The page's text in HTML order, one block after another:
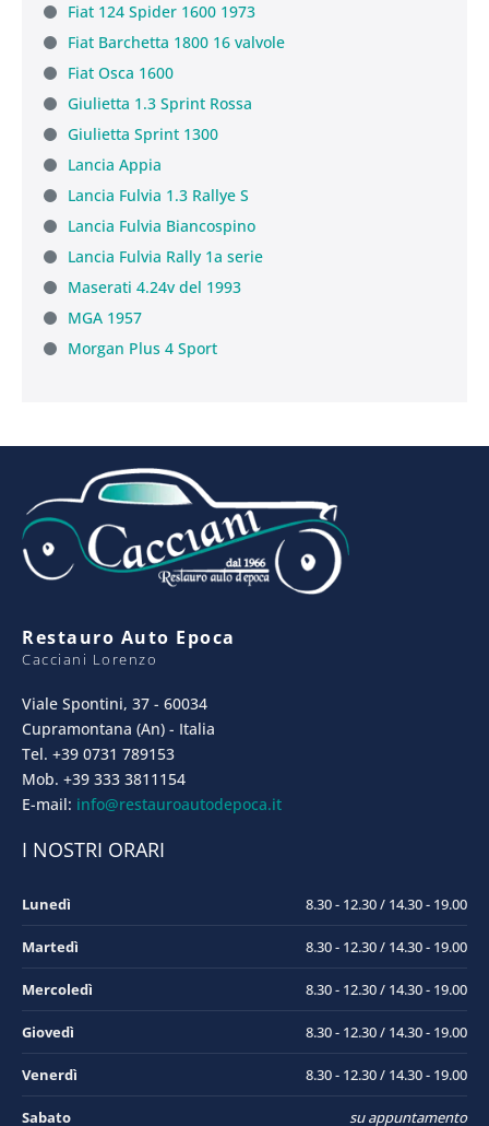
Fiat 124 Spider 1600 1973
Fiat Barchetta 1800 16 valvole
Fiat Osca 1600
Giulietta 1.3 Sprint Rossa
Giulietta Sprint 1300
Lancia Appia
Lancia Fulvia 1.3 Rallye S
Lancia Fulvia Biancospino
Lancia Fulvia Rally 1a serie
Maserati 4.24v del 1993
MGA 1957
Morgan Plus 4 Sport
Restauro Auto Epoca
Cacciani Lorenzo
Viale Spontini, 37 - 60034
Cupramontana (An) - Italia
Tel. +39 0731 789153
Mob. +39 333 3811154
E-mail: info@restauroautodepoca.it
I NOSTRI ORARI
Lunedì 8.30 - 12.30 / 14.30 - 19.00
Martedì 8.30 - 12.30 / 14.30 - 19.00
Mercoledì 8.30 - 12.30 / 14.30 - 19.00
Giovedì 8.30 - 12.30 / 14.30 - 19.00
Venerdì 8.30 - 12.30 / 14.30 - 19.00
Sabato su appuntamento